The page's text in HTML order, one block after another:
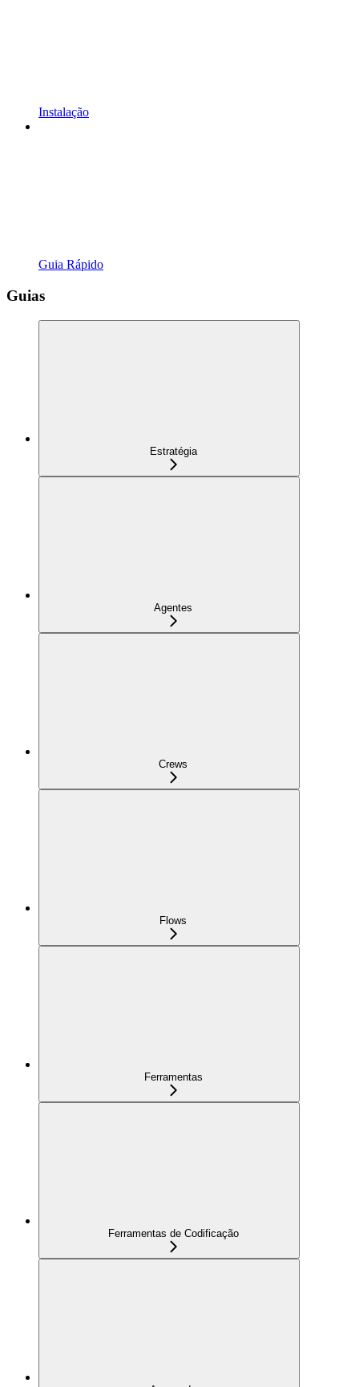
Instalação
Guia Rápido
Guias
Estratégia
Agentes
Crews
Flows
Ferramentas
Ferramentas de Codificação